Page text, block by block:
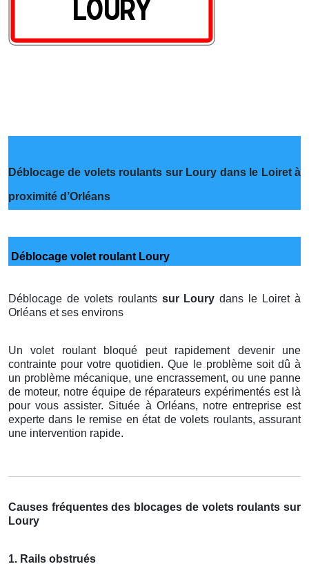
Déblocage de volets roulants sur Loury dans le Loiret à
proximité d’Orléans
Déblocage volet roulant Loury
Déblocage de volets roulants sur Lourydans le Loiret à
Orléans et ses environs
Un volet roulant bloqué peut rapidement devenir une
contrainte pour votre quotidien. Que le problème soit dû à
un problème mécanique, une encrassement, ou une panne
de moteur, notre équipe de réparateurs expérimentés est là
pour vous assister. Située à Orléans, notre entreprise est
experte dans le remise en état de volets roulants, assurant
une intervention rapide.
Causes fréquentes des blocages de volets roulants sur
Loury
1. Rails obstrués